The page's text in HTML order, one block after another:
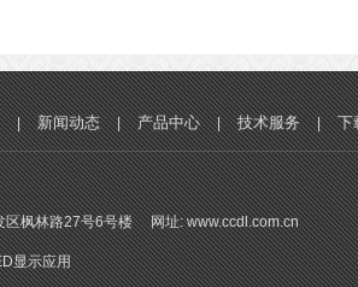
| 新闻动态 | 产品中心 | 技术服务 | 下
区枫林路27号6号楼 网址: www.ccdl.com.cn
显示应用